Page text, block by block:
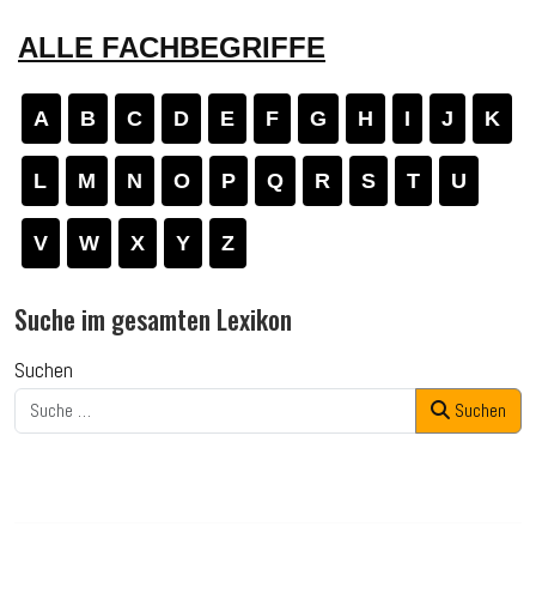
ALLE FACHBEGRIFFE
A B C D E F G H I J K
L M N O P Q R S T U
V W X Y Z
Suche im gesamten Lexikon
Suchen
Suchen